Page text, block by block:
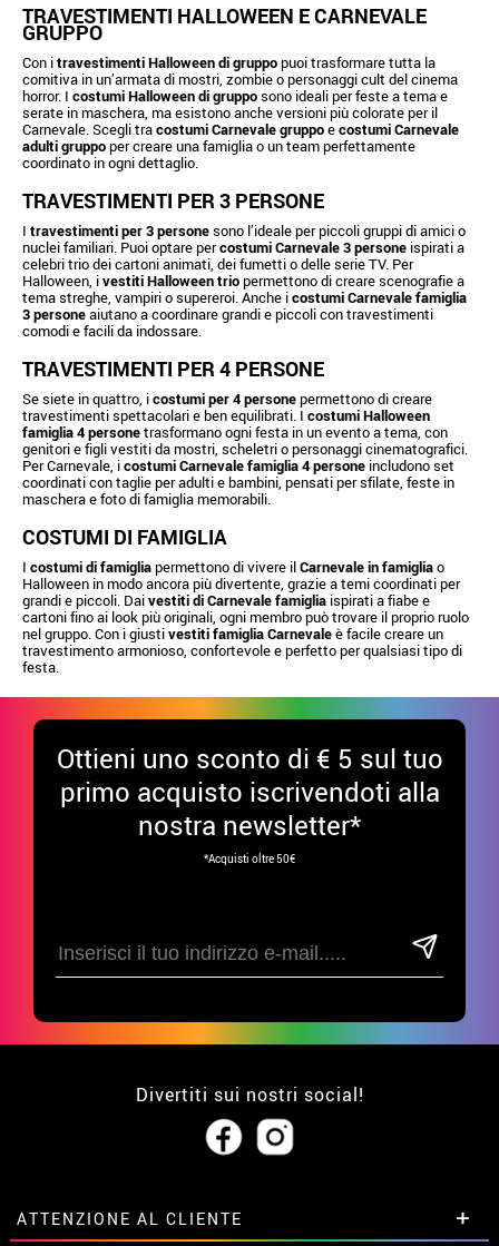
TRAVESTIMENTI HALLOWEEN E CARNEVALE
GRUPPO
Con itravestimenti Halloween di gruppopuoi trasformare tutta la
comitiva in un’armata di mostri, zombie o personaggi cult del cinema
horror. I costumi Halloween di grupposono ideali per feste a tema e
serate in maschera, ma esistono anche versioni più colorate per il
Carnevale. Scegli tracostumi Carnevale gruppoecostumi Carnevale
adulti gruppoper creare una famiglia o un team perfettamente
coordinato in ogni dettaglio.
TRAVESTIMENTI PER 3 PERSONE
I travestimenti per 3 personesono l’ideale per piccoli gruppi di amici o
nuclei familiari. Puoi optare percostumi Carnevale 3 persone ispirati a
celebri trio dei cartoni animati, dei fumetti o delle serie TV. Per
Halloween, ivestiti Halloween triopermettono di creare scenografie a
tema streghe, vampiri o supereroi. Anche icostumi Carnevale famiglia
3 personeaiutano a coordinare grandi e piccoli con travestimenti
comodi e facili da indossare.
TRAVESTIMENTI PER 4 PERSONE
Se siete in quattro, icostumi per 4 personepermettono di creare
travestimenti spettacolari e ben equilibrati. I costumi Halloween
famiglia 4 personetrasformano ogni festa in un evento a tema, con
genitori e figli vestiti da mostri, scheletri o personaggi cinematografici.
Per Carnevale, icostumi Carnevale famiglia 4 persone includono set
coordinati con taglie per adulti e bambini, pensati per sfilate, feste in
maschera e foto di famiglia memorabili.
COSTUMI DI FAMIGLIA
I costumi di famigliapermettono di vivere ilCarnevale in famigliao
Halloween in modo ancora più divertente, grazie a temi coordinati per
grandi e piccoli. Daivestiti di Carnevale famiglia ispirati a fiabe e
cartoni fino ai look più originali, ogni membro può trovare il proprio ruolo
nel gruppo. Con i giustivestiti famiglia Carnevaleè facile creare un
travestimento armonioso, confortevole e perfetto per qualsiasi tipo di
festa.
Ottieni uno sconto di € 5 sul tuo
primo acquisto iscrivendoti alla
nostra newsletter*
*Acquisti oltre 50€
Divertiti sui nostri social!
ATTENZIONE AL CLIENTE